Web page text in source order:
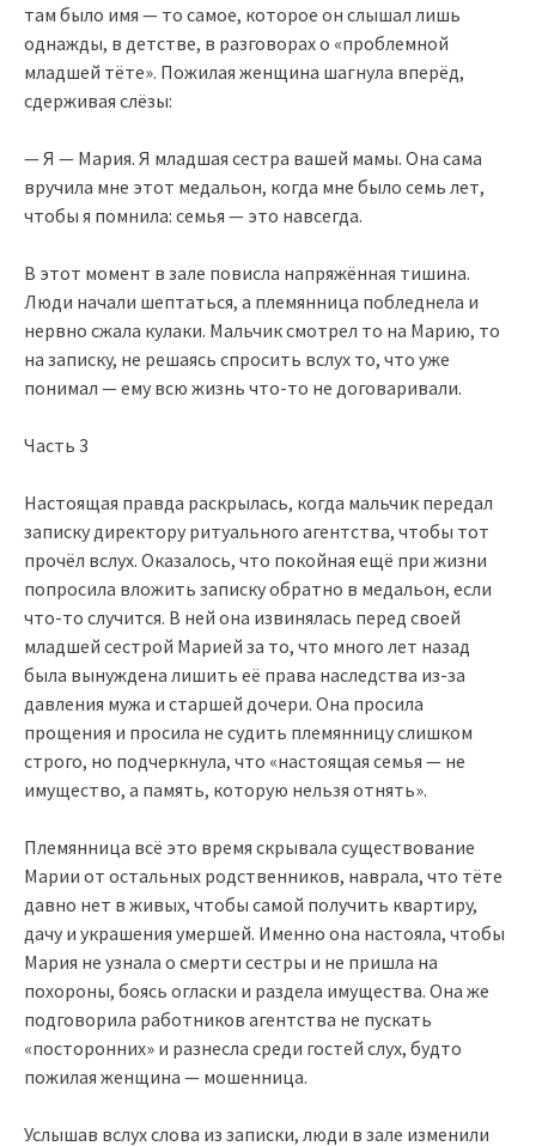
там было имя — то самое, которое он слышал лишь
однажды, в детстве, в разговорах о «проблемной
младшей тёте». Пожилая женщина шагнула вперёд,
сдерживая слёзы:
— Я — Мария. Я младшая сестра вашей мамы. Она сама
вручила мне этот медальон, когда мне было семь лет,
чтобы я помнила: семья — это навсегда.
В этот момент в зале повисла напряжённая тишина.
Люди начали шептаться, а племянница побледнела и
нервно сжала кулаки. Мальчик смотрел то на Марию, то
на записку, не решаясь спросить вслух то, что уже
понимал — ему всю жизнь что-то не договаривали.
Часть 3
Настоящая правда раскрылась, когда мальчик передал
записку директору ритуального агентства, чтобы тот
прочёл вслух. Оказалось, что покойная ещё при жизни
попросила вложить записку обратно в медальон, если
что-то случится. В ней она извинялась перед своей
младшей сестрой Марией за то, что много лет назад
была вынуждена лишить её права наследства из-за
давления мужа и старшей дочери. Она просила
прощения и просила не судить племянницу слишком
строго, но подчеркнула, что «настоящая семья — не
имущество, а память, которую нельзя отнять».
Племянница всё это время скрывала существование
Марии от остальных родственников, наврала, что тёте
давно нет в живых, чтобы самой получить квартиру,
дачу и украшения умершей. Именно она настояла, чтобы
Мария не узнала о смерти сестры и не пришла на
похороны, боясь огласки и раздела имущества. Она же
подговорила работников агентства не пускать
«посторонних» и разнесла среди гостей слух, будто
пожилая женщина — мошенница.
Услышав вслух слова из записки, люди в зале изменили